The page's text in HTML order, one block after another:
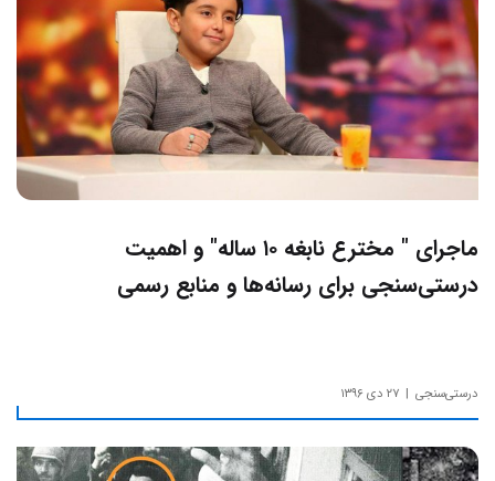
ماجرای " مخترع نابغه ۱۰ ساله" و اهمیت
درستی‌سنجی برای رسانه‌ها و منابع رسمی
درستی‌سنجی ۲۷ دی ۱۳۹۶